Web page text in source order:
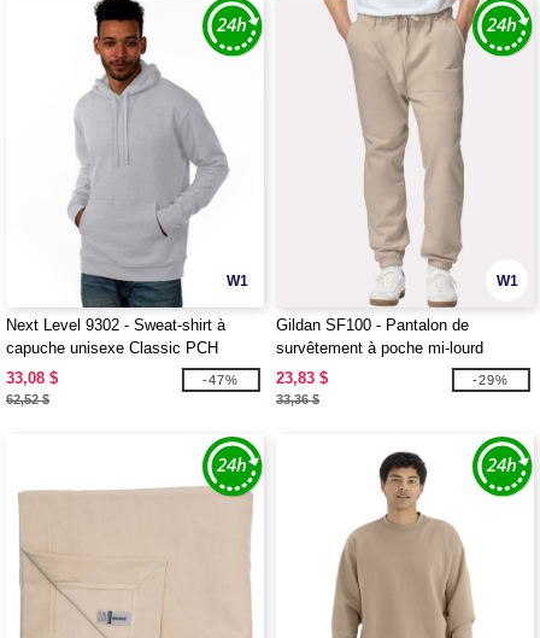
W1
Next Level 9302 - Sweat-shirt à
capuche unisexe Classic PCH
33,08 $
62,52 $
-47%
W1
Gildan SF100 - Pantalon de
survêtement à poche mi-lourd
Softstyle unisexe
23,83 $
33,36 $
-29%